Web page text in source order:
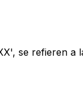
se refieren a